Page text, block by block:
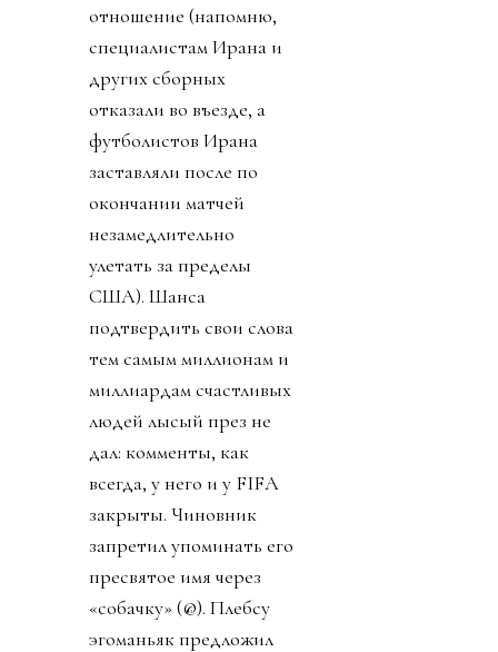
отношение (напомню,
специалистам Ирана и
других сборных
отказали во въезде, а
футболистов Ирана
заставляли после по
окончании матчей
незамедлительно
улетать за пределы
США). Шанса
подтвердить свои слова
тем самым миллионам и
миллиардам счастливых
людей лысый през не
дал: комменты, как
всегда, у него и у FIFA
закрыты. Чиновник
запретил упоминать его
пресвятое имя через
«собачку» (@). Плебсу
эгоманьяк предложил